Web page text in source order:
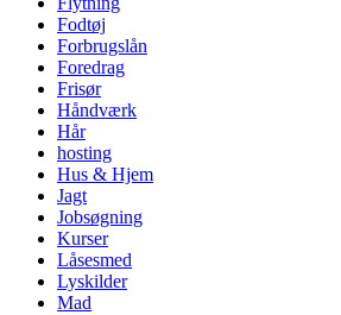
Fodtøj
Forbrugslån
Foredrag
Frisør
Håndværk
Hår
hosting
Hus & Hjem
Jagt
Jobsøgning
Kurser
Låsesmed
Lyskilder
Mad